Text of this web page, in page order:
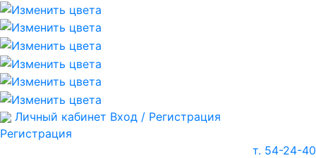
Личный кабинет Вход / Регистрация
Регистрация
т. 54-24-40